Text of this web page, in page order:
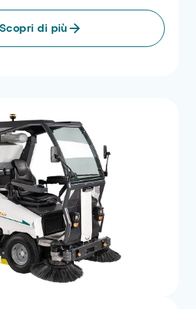
Scopri di più